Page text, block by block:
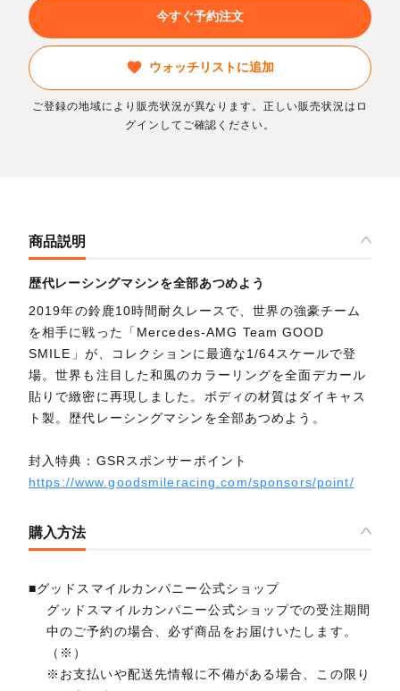
今すぐ予約注文
ウォッチリストに追加
ご登録の地域により販売状況が異なります。正しい販売状況はロ
グインしてご確認ください。
商品説明
歴代レーシングマシンを全部あつめよう
2019年の鈴鹿10時間耐久レースで、世界の強豪チーム
を相手に戦った「Mercedes-AMG Team GOOD
SMILE」が、コレクションに最適な1/64スケールで登
場。世界も注目した和風のカラーリングを全面デカール
貼りで緻密に再現しました。ボディの材質はダイキャス
ト製。歴代レーシングマシンを全部あつめよう。
封入特典：GSRスポンサーポイント
https://www.goodsmileracing.com/sponsors/point/
購入方法
■グッドスマイルカンパニー公式ショップ
グッドスマイルカンパニー公式ショップでの受注期間
中のご予約の場合、必ず商品をお届けいたします。
（※）
※お支払いや配送先情報に不備がある場合、この限り